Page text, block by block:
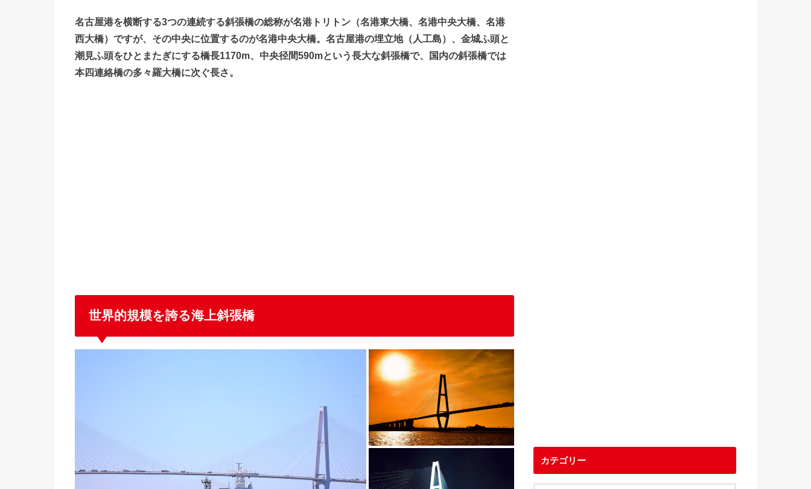
名古屋港を横断する3つの連続する斜張橋の総称が名港トリトン（名港東大橋、名港中央大橋、名港
西大橋）ですが、その中央に位置するのが名港中央大橋。名古屋港の埋立地（人工島）、金城ふ頭と
潮見ふ頭をひとまたぎにする橋長1170m、中央径間590mという長大な斜張橋で、国内の斜張橋では
本四連絡橋の多々羅大橋に次ぐ長さ。
世界的規模を誇る海上斜張橋
カテゴリー